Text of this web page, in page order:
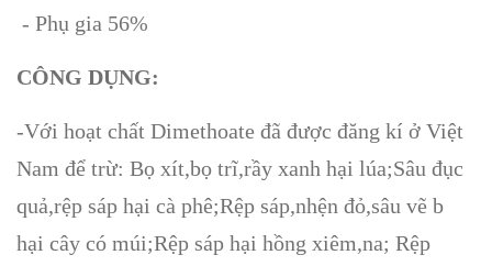
- Phụ gia 56%
CÔNG DỤNG:
-Với hoạt chất Dimethoate đã được đăng kí ở Việt
Nam để trừ: Bọ xít,bọ trĩ,rầy xanh hại lúa;Sâu đục
quả,rệp sáp hại cà phê;Rệp sáp,nhện đỏ,sâu vẽ b
hại cây có múi;Rệp sáp hại hồng xiêm,na; Rệp